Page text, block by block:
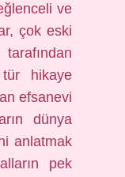
ve
çok eski
hikaye
efsanevi
dünya
anlatmak
pek